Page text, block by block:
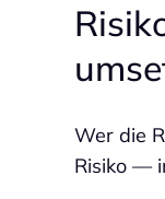
Wer die
Risiko —